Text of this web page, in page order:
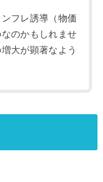
フレ誘導（物価
のかもしれませ
大が顕著なよう